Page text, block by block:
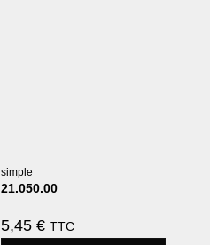
simple
21.050.00
5,45€ TTC